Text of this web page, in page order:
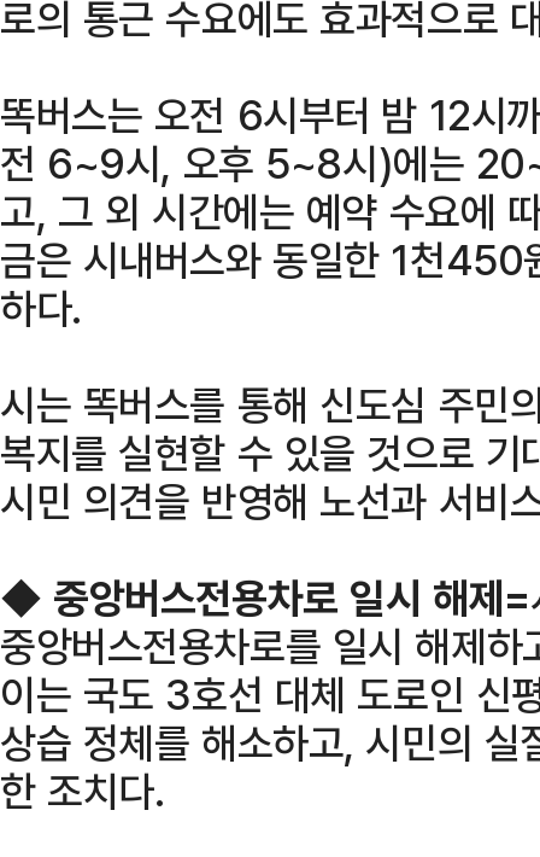
로의 통근 수요에도 효과적으로
똑버스는 오전 6시부터 밤 12시
전 6~9시, 오후 5~8시)에는
고, 그 외 시간에는 예약 수요에
금은 시내버스와 동일한 1천450
하다.
시는 똑버스를 통해 신도심 주민
복지를 실현할 수 있을 것으로
시민 의견을 반영해 노선과 서비
◆ 중앙버스전용차로 일시 해제=
중앙버스전용차로를 일시 해제
이는 국도 3호선 대체 도로인 신
상습 정체를 해소하고, 시민의
한 조치다.